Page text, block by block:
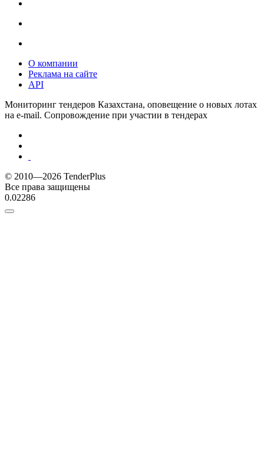
О компании
Реклама на сайте
API
Мониторинг тендеров Казахстана, оповещение о новых лотах
на e-mail. Сопровождение при участии в тендерах
© 2010—2026 TenderPlus
Все права защищены
0.02286